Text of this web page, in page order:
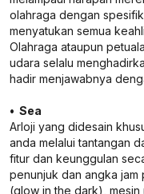
olahraga dengan
menyatukan semua
Olahraga ataupun
udara selalu
hadir menjawabnya
• Sea
Arloji yang didesain
anda melalui tantangan
fitur dan keunggulan
penunjuk dan angka
(glow in the dark),